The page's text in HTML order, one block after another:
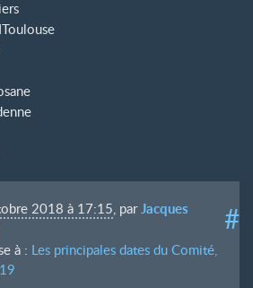
#
2018 à 17:15, parJacques
à : Les principales dates du Comité,